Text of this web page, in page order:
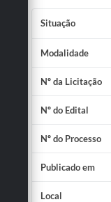
Situação
Modalidade
Nº da Licitação
Nº do Edital
Nº do Processo
Publicado em
Local